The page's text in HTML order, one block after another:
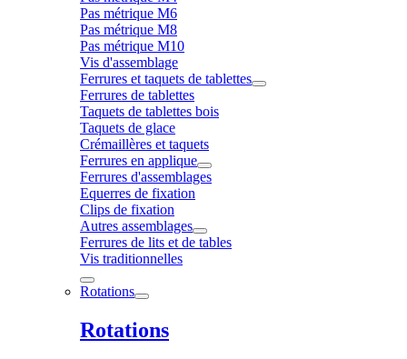
Pas métrique M6
Pas métrique M8
Pas métrique M10
Vis d'assemblage
Ferrures et taquets de tablettes
Ferrures de tablettes
Taquets de tablettes bois
Taquets de glace
Crémaillères et taquets
Ferrures en applique
Ferrures d'assemblages
Equerres de fixation
Clips de fixation
Autres assemblages
Ferrures de lits et de tables
Vis traditionnelles
Rotations
Rotations